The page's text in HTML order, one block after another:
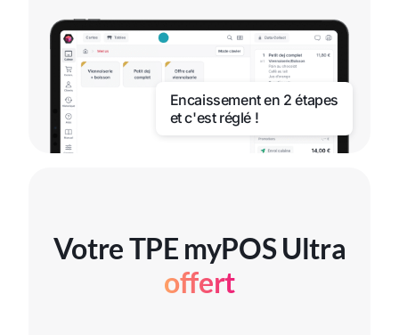
Encaissement en 2 étapes
et c'est réglé !
Votre TPE myPOS Ultra
offert